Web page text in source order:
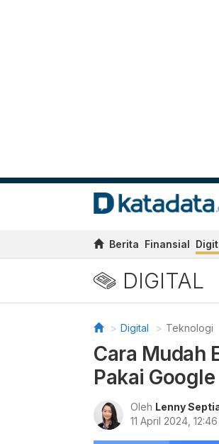
Berita Finansial
DIGITAL
Digital Teknologi
Cara Mudah
Pakai
Oleh Lenny
11 April 2024, 12:46